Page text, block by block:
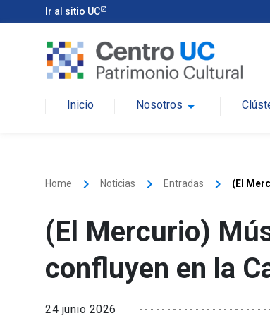
Ir al sitio UC
Inicio Nosotros arrow_drop_down
Home keyboard_arrow_right Noticias keyboard_arrow_right Entradas keyboard_arrow_right (El
(El Mercurio)
confluyen en la
24 junio 2026